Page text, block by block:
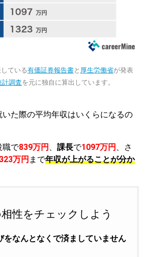
ている有価証券報告書と 厚生労働省が発表
計調査を元に独自に算出しています。
た際の平均年収はいくらになるの
職で839万円 課長で1097万円
、さ
万円 まで年収が上がることが分か
性をチェックしよう
をなんとなくで済ましていません